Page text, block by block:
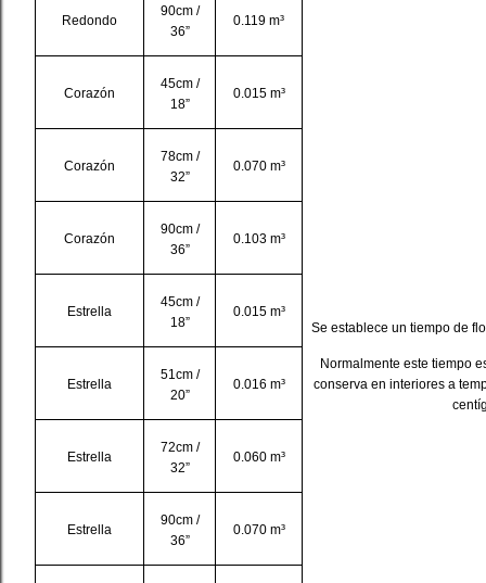
Se establece un tiempo de
Normalmente este tiempo
conserva en interiores a
Redondo
90cm /
36”
0.119 m³
Corazón
45cm /
18”
0.015 m³
Corazón
78cm /
32”
0.070 m³
Corazón
90cm /
36”
0.103 m³
Estrella
45cm /
18”
0.015 m³
Estrella
51cm /
20”
0.016 m³
Estrella
72cm /
32”
0.060 m³
Estrella
90cm /
36”
0.070 m³